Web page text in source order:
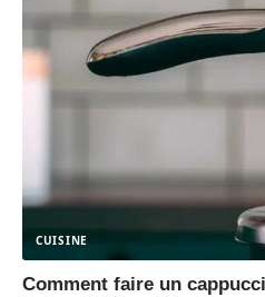
CUISINE
Comment faire un